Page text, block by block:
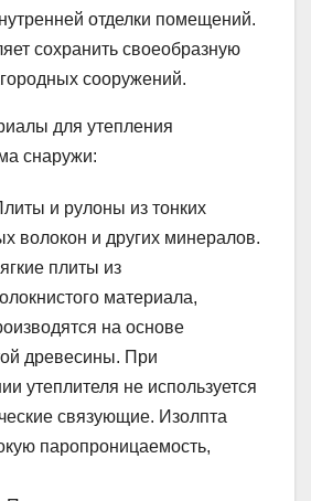
отделки помещений.
сохранить своеобразную
сооружений.
для утепления
снаружи:
и рулоны из тонких
волокон и других минералов.
плиты из
материала,
на основе
древесины. При
утеплителя не используется
связующие. Изолпта
паропроницаемость,